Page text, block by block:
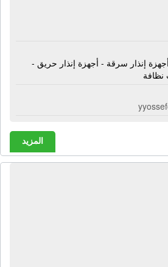
إنذار سرقة - أجهزة إنذار حريق -
المزيد